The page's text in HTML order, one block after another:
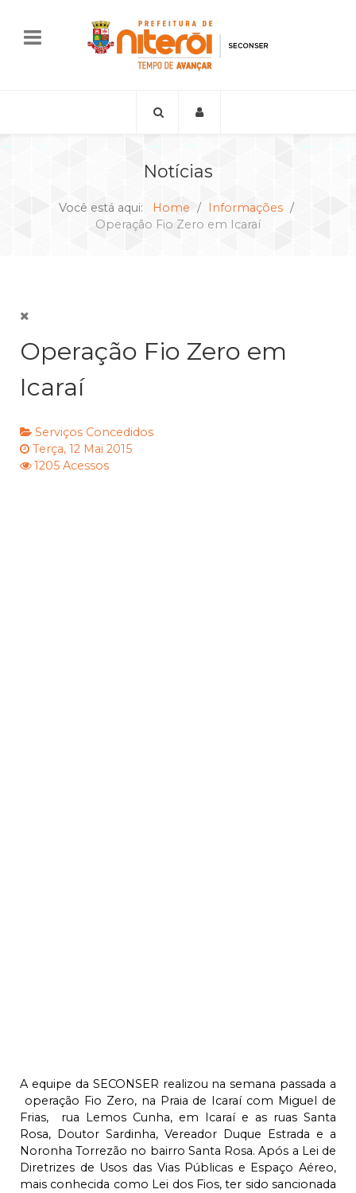
Notícias
Você está aqui: Home
Informações
Operação Fio Zero em Icaraí
Operação Fio Zero em
Icaraí
Serviços Concedidos
Terça, 12 Mai 2015
1205 Acessos
A equipe da SECONSER realizou na semana passada a
operação Fio Zero, na Praia de Icaraí com Miguel de
Frias, rua Lemos Cunha, em Icaraí e as ruas Santa
Rosa, Doutor Sardinha, Vereador Duque Estrada e a
Noronha Torrezão no bairro Santa Rosa. Após a Lei de
Diretrizes de Usos das Vias Públicas e Espaço Aéreo,
mais conhecida como Lei dos Fios, ter sido sancionada